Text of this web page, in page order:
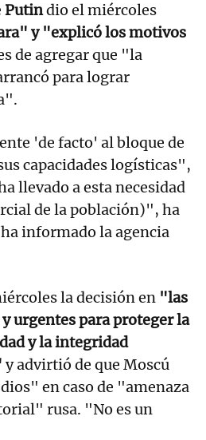
Putindio el miércoles
y "explicó los motivos
de agregar que "la
para lograr
'de facto' al bloque de
capacidades logísticas",
llevado a esta necesidad
de la población)", ha
informado la agencia
la decisión en "las
urgentes para proteger la
y la integridad
y advirtió de que Moscú
en caso de "amenaza
rusa. "No es un